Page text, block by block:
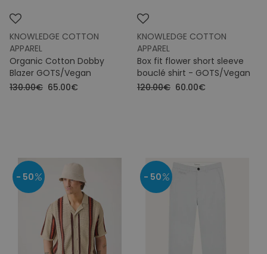
KNOWLEDGE COTTON
APPAREL
Organic Cotton Dobby
Blazer GOTS/Vegan
130.00€ 65.00€
KNOWLEDGE COTTON
APPAREL
Box fit flower short sleeve
bouclé shirt - GOTS/Vegan
120.00€ 60.00€
- 50 - 50